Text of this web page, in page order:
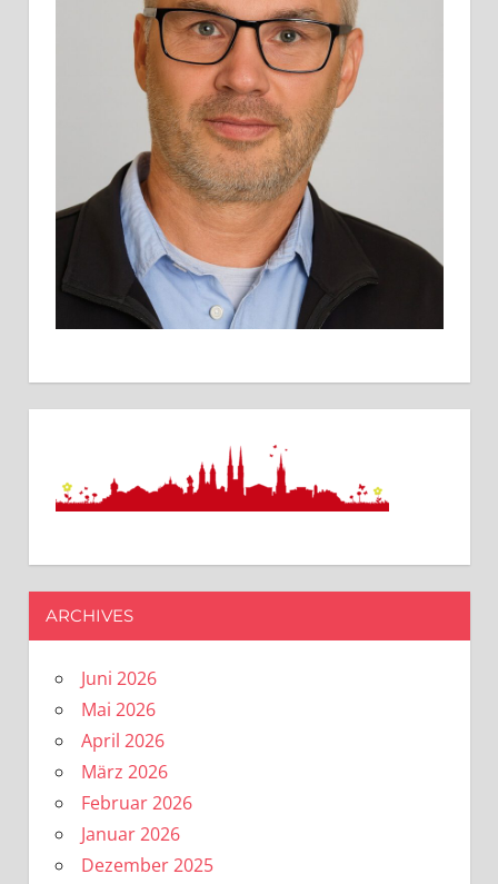
ARCHIVES
Juni 2026
Mai 2026
April 2026
März 2026
Februar 2026
Januar 2026
Dezember 2025